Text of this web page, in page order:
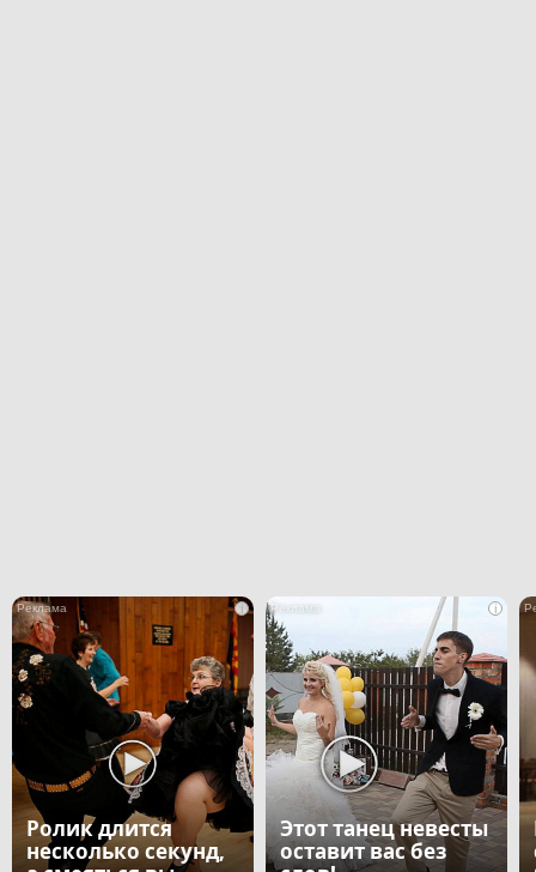
i
Ролик длится
несколько секунд,
i
Этот танец невесты
оставит вас без